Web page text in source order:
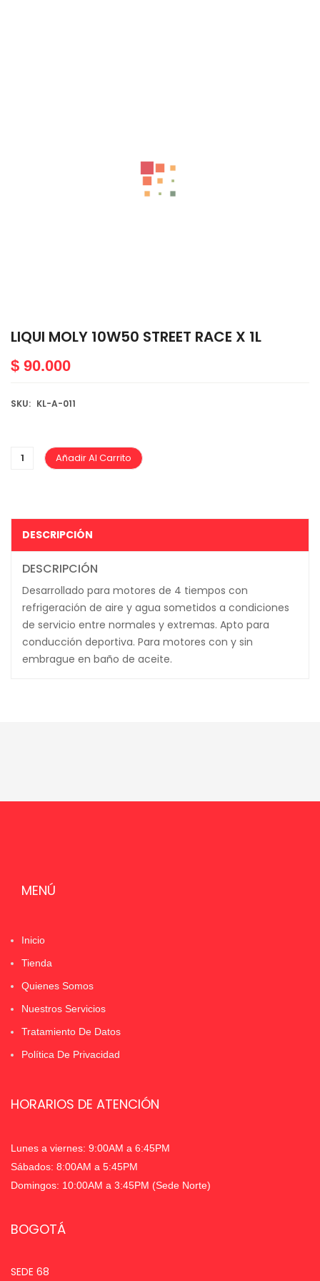
LIQUI MOLY 10W50 STREET RACE X 1L
$ 90.000
SKU: KL-A-011
Añadir Al Carrito
DESCRIPCIÓN
DESCRIPCIÓN
Desarrollado para motores de 4 tiempos con
refrigeración de aire y agua sometidos a condiciones
de servicio entre normales y extremas. Apto para
conducción deportiva. Para motores con y sin
embrague en baño de aceite.
MENÚ
Inicio
Tienda
Quienes Somos
Nuestros Servicios
Tratamiento De Datos
Política De Privacidad
HORARIOS DE ATENCIÓN
Lunes a viernes: 9:00AM a 6:45PM
Sábados: 8:00AM a 5:45PM
Domingos: 10:00AM a 3:45PM (Sede Norte)
BOGOTÁ
SEDE 68